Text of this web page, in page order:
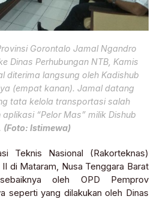
Gorontalo Jamal Ngandro
Dinas Perhubungan NTB, Kamis
diterima langsung oleh Kadishub
(empat kanan). Jamal datang
tata kelola transportasi salah
“Pelor Mas” milik Dishub
(Foto: Istimewa)
Teknis Nasional (Rakorteknas)
di Mataram, Nusa Tenggara Barat
sebaiknya oleh OPD Pemprov
seperti yang dilakukan oleh Dinas